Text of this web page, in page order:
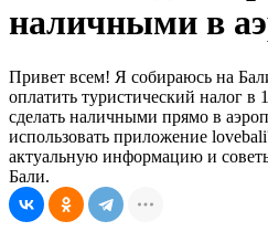
наличными в
Привет всем! Я собираюсь на
оплатить туристический налог
сделать наличными прямо в
использовать приложение
актуальную информацию и
Бали.